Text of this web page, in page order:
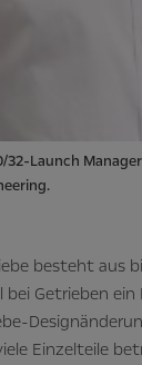
32-Launch
besteht aus
bei Getrieben
Einzelteile